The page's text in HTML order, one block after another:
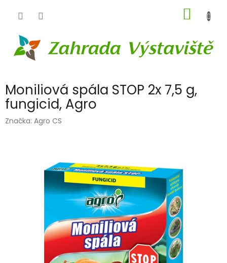
KOŠÍK
Moniliová spála STOP 2x 7,5 g,
fungicid, Agro
Značka: Agro CS